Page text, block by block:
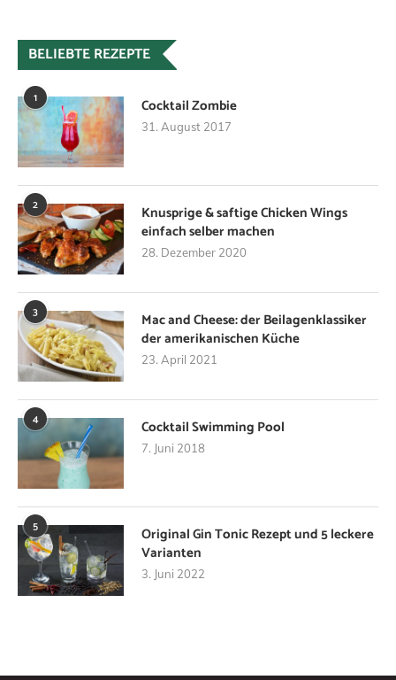
BELIEBTE REZEPTE
1 Cocktail Zombie
31. August 2017
2
Knusprige & saftige Chicken Wings
einfach selber machen
28. Dezember 2020
3
Mac and Cheese: der Beilagenklassiker
der amerikanischen Küche
23. April 2021
4 Cocktail Swimming Pool
7. Juni 2018
5
Original Gin Tonic Rezept und 5 leckere
Varianten
3. Juni 2022